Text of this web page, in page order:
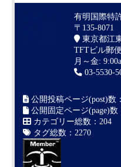
有明国際特
〒135-8071
東京都江
TFTビル郵
月～金:
03-5530-
公開投稿ページ(post)数
公開固定ページ(page)数
カテゴリー総数：204
タグ総数：2270